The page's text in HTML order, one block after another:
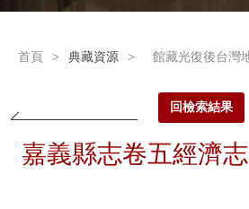
首頁 > 典藏資源 > 館藏光復後台灣
回檢索結果
嘉義縣志卷五經濟志